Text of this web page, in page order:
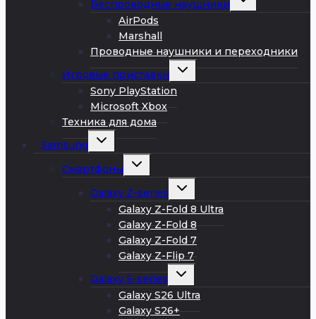
Беспроводные наушники
AirPods
Marshall
Проводные наушники и переходники
Игровые приставки
Развернуть
меню
Sony PlayStation
Microsoft Xbox
Техника для дома
Samsung
Развернуть
Смартфоны
Развернуть
Galaxy Z-series
Развернуть
меню
Galaxy Z-Fold 8 Ultra
Galaxy Z-Fold 8
Galaxy Z-Fold 7
Galaxy Z-Flip 7
Galaxy S-series
Развернуть
меню
Galaxy S26 Ultra
Galaxy S26+